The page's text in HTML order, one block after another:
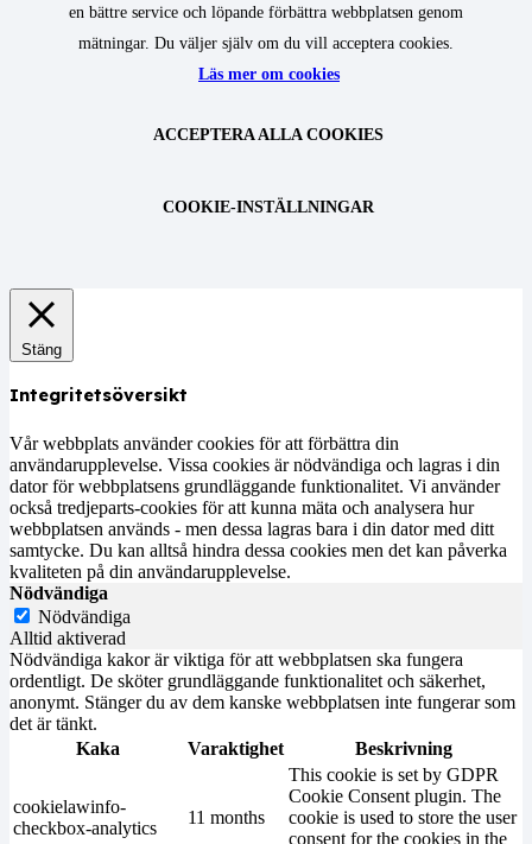
en bättre service och löpande förbättra webbplatsen genom
mätningar. Du väljer själv om du vill acceptera cookies.
Läs mer om cookies
ACCEPTERA ALLA COOKIES
COOKIE-INSTÄLLNINGAR
Stäng
Integritetsöversikt
Vår webbplats använder cookies för att förbättra din
användarupplevelse. Vissa cookies är nödvändiga och lagras i din
dator för webbplatsens grundläggande funktionalitet. Vi använder
också tredjeparts-cookies för att kunna mäta och analysera hur
webbplatsen används - men dessa lagras bara i din dator med ditt
samtycke. Du kan alltså hindra dessa cookies men det kan påverka
kvaliteten på din användarupplevelse.
Nödvändiga
Nödvändiga
Alltid aktiverad
Nödvändiga kakor är viktiga för att webbplatsen ska fungera
ordentligt. De sköter grundläggande funktionalitet och säkerhet,
anonymt. Stänger du av dem kanske webbplatsen inte fungerar som
det är tänkt.
Kaka
Varaktighet Beskrivning
cookielawinfo-
checkbox-analytics
11 months
This cookie is set by GDPR
Cookie Consent plugin. The
cookie is used to store the user
consent for the cookies in the